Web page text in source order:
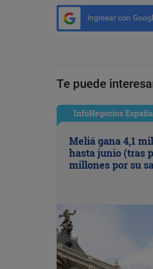
Ingresar con
Te puede
InfoNegocios España
Meliá gana 4,1
hasta junio (tras
millones por su